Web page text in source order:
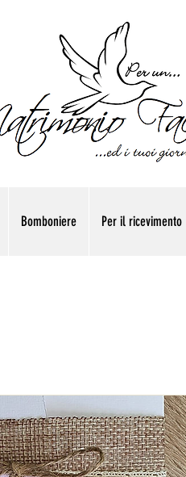
Bomboniere Per il ricevimento